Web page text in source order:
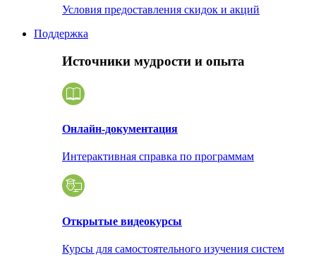
Условия предоставления скидок и акций
Поддержка
Источники мудрости и опыта
Онлайн-документация
Интерактивная справка по программам
Открытые видеокурсы
Курсы для самостоятельного изучения систем